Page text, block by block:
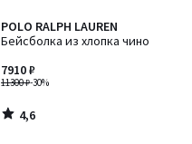
POLO RALPH LAUREN
Бейсболка из хлопка чино
11300 ₽-30%
7910 ₽
4,6
/ 5
4,6
/